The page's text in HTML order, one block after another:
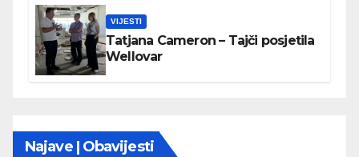
VIJESTI
Tatjana Cameron – Tajči posjetila
Wellovar
Najave | Obavijesti